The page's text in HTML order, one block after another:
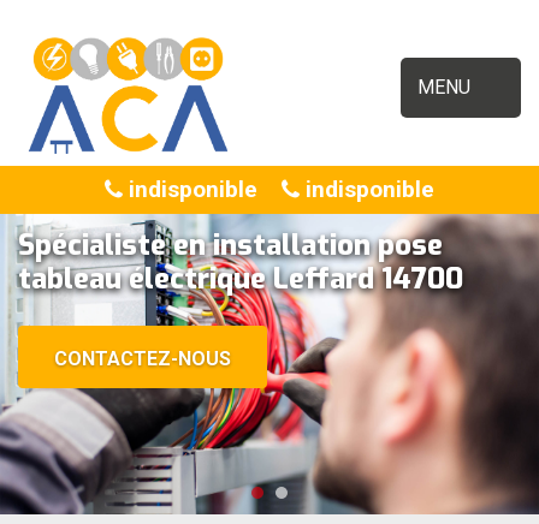
MENU
indisponible indisponible
Spécialiste en installation pose
tableau électrique Leffard 14700
CONTACTEZ-NOUS